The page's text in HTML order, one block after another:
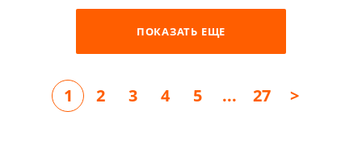
ПОКАЗАТЬ ЕЩЕ
1 2 3 4 5 ... 27 >